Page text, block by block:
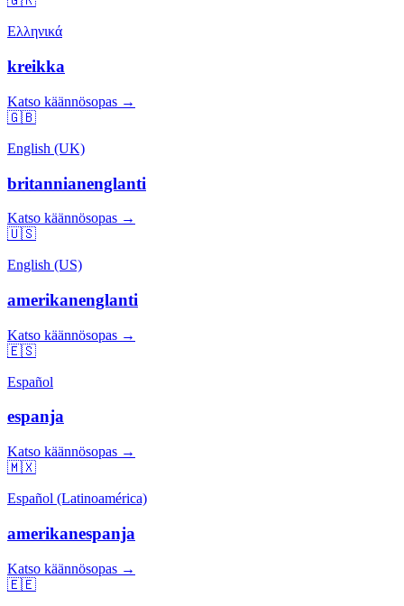
Ελληνικά
kreikka
Katso käännösopas →
🇬🇧
English (UK)
britannianenglanti
Katso käännösopas →
🇺🇸
English (US)
amerikanenglanti
Katso käännösopas →
🇪🇸
Español
espanja
Katso käännösopas →
🇲🇽
Español (Latinoamérica)
amerikanespanja
Katso käännösopas →
🇪🇪